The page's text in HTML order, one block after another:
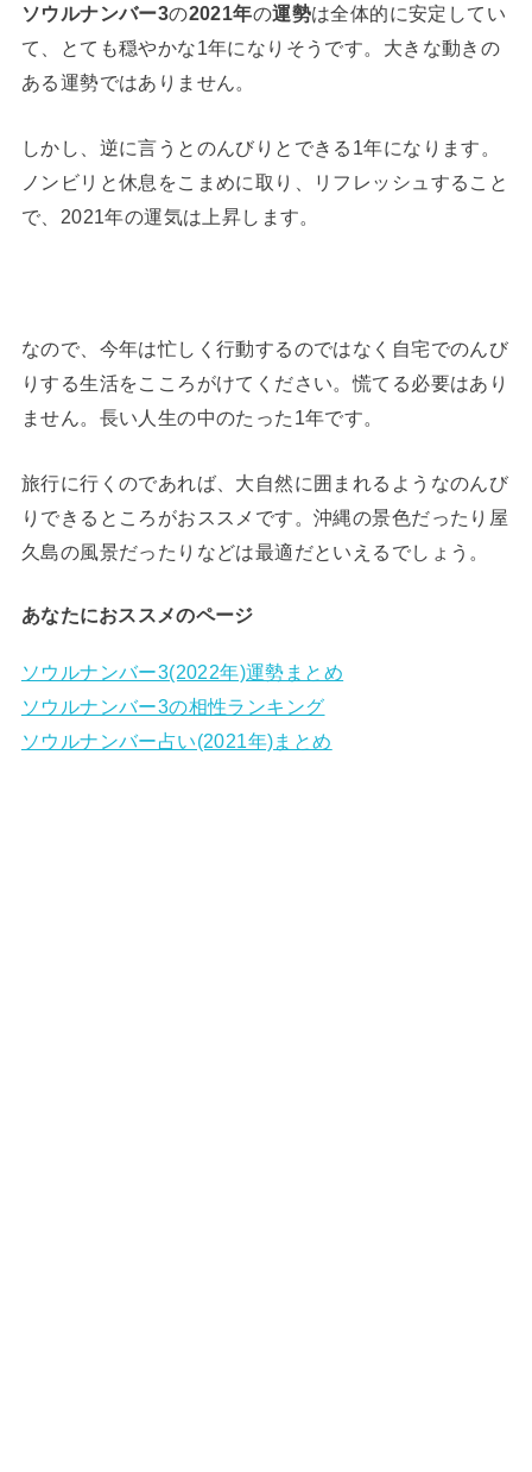
ソウルナンバー3の2021年の運勢は全体的に安定してい
て、とても穏やかな1年になりそうです。大きな動きの
ある運勢ではありません。
しかし、逆に言うとのんびりとできる1年になります。
ノンビリと休息をこまめに取り、リフレッシュすること
で、2021年の運気は上昇します。
なので、今年は忙しく行動するのではなく自宅でのんび
りする生活をこころがけてください。慌てる必要はあり
ません。長い人生の中のたった1年です。
旅行に行くのであれば、大自然に囲まれるようなのんび
りできるところがおススメです。沖縄の景色だったり屋
久島の風景だったりなどは最適だといえるでしょう。
あなたにおススメのページ
ソウルナンバー3(2022年)運勢まとめ
ソウルナンバー3の相性ランキング
ソウルナンバー占い(2021年)まとめ